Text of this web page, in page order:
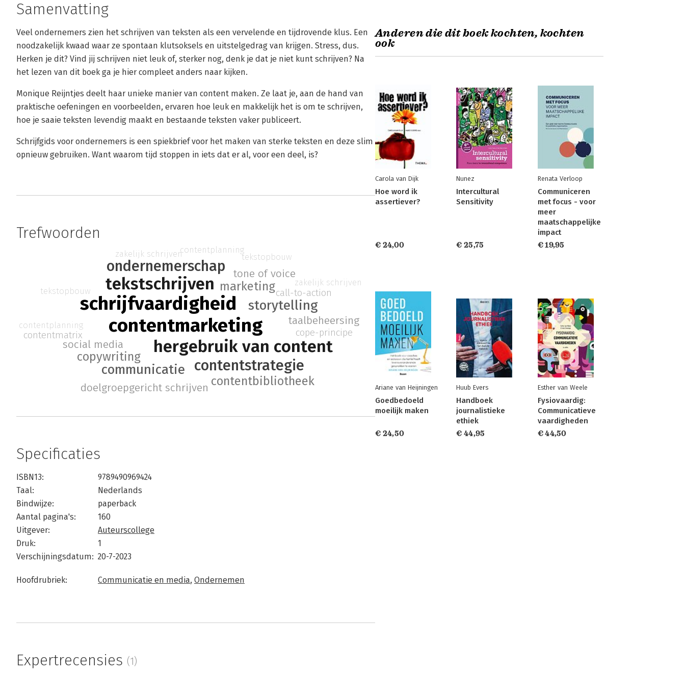
Samenvatting
Veel ondernemers zien het schrijven van teksten als een vervelende en tijdrovende klus. Een
noodzakelijk kwaad waar ze spontaan klutsoksels en uitstelgedrag van krijgen. Stress, dus.
Herken je dit? Vind jij schrijven niet leuk of, sterker nog, denk je dat je niet kunt schrijven? Na
het lezen van dit boek ga je hier compleet anders naar kijken.
Monique Reijntjes deelt haar unieke manier van content maken. Ze laat je, aan de hand van
praktische oefeningen en voorbeelden, ervaren hoe leuk en makkelijk het is om te schrijven,
hoe je saaie teksten levendig maakt en bestaande teksten vaker publiceert.
Schrijfgids voor ondernemers is een spiekbrief voor het maken van sterke teksten en deze slim
opnieuw gebruiken. Want waarom tijd stoppen in iets dat er al, voor een deel, is?
Trefwoorden
contentmarketing
schrijfvaardigheid
hergebruik van content
tekstschrijven
contentstrategie
ondernemerschap
communicatie
storytelling
marketing
copywriting
contentbibliotheek
social media
tone of voice
doelgroepgericht schrijven
taalbeheersing
call-to-action
cope-principe
contentmatrix
contentplanning
tekstopbouw
zakelijk schrijvencontentplanning
tekstopbouw
zakelijk schrijven
Specificaties
ISBN13:
9789490969424
Taal:
Nederlands
Bindwijze:
paperback
Aantal pagina's:
160
Uitgever:
Auteurscollege
Druk:
1
Verschijningsdatum: 20-7-2023
Hoofdrubriek: Communicatie en media, Ondernemen
Expertrecensies (1)
Anderen die dit boek kochten, kochten
ook
Carola van Dijk
Hoe word ik
assertiever?
€ 24,00
Nunez
Intercultural
Sensitivity
€ 25,75
Renata Verloop
Communiceren
met focus - voor
meer
maatschappelijke
impact
€ 19,95
Ariane van Heijningen
Goedbedoeld
moeilijk maken
€ 24,50
Huub Evers
Handboek
journalistieke
ethiek
€ 44,95
Esther van Weele
Fysiovaardig:
Communicatieve
vaardigheden
€ 44,50